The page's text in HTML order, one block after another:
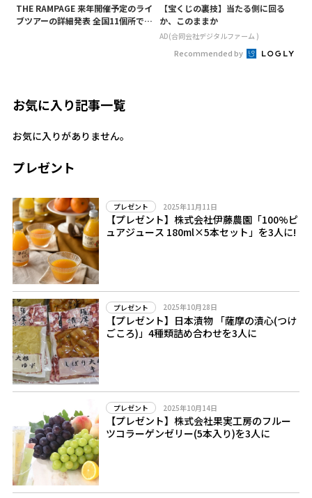
THE RAMPAGE 来年開催予定のライ
ブツアーの詳細発表 全国11個所で2
【宝くじの裏技】当たる側に回る
か、このままか
AD(合同会社デジタルファーム )
Recommended by
お気に入り記事一覧
お気に入りがありません。
プレゼント
プレゼント 2025年11月11日
【プレゼント】株式会社伊藤農園「100%ピ
ュアジュース 180ml×5本セット」を3人に!
プレゼント 2025年10月28日
【プレゼント】日本漬物 「薩摩の漬心(つけ
ごころ)」4種類詰め合わせを3人に
プレゼント 2025年10月14日
【プレゼント】株式会社果実工房のフルー
ツコラーゲンゼリー(5本入り)を3人に